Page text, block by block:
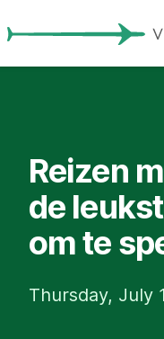
Reizen
de
om te
Thursday, July